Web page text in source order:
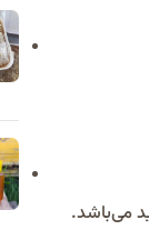
می‌باشد.